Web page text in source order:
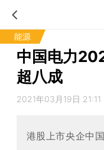
能源
中国电力
超八成
2021年03月19日 21:11
港股上市央企中